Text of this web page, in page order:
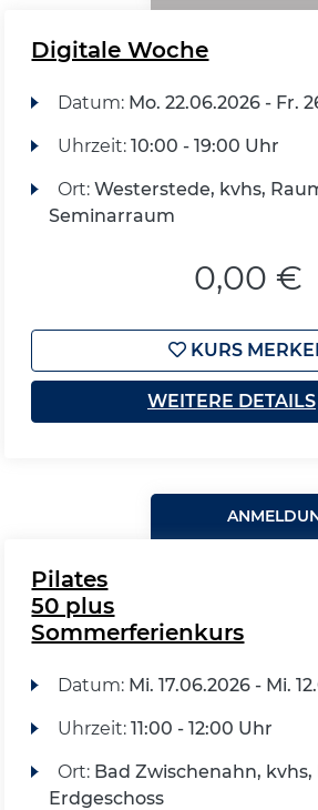
Digitale Woche
Datum: Mo. 22.06.2026 - Fr.
Uhrzeit: 10:00 - 19:00 Uhr
Ort: Westerstede, kvhs,
Seminarraum
0,00 €
KURS
WEITERE DETAILS
Pilates
50 plus
Sommerferienkurs
Datum: Mi. 17.06.2026 - Mi.
Uhrzeit: 11:00 - 12:00 Uhr
Ort: Bad Zwischenahn, kvhs,
Erdgeschoss